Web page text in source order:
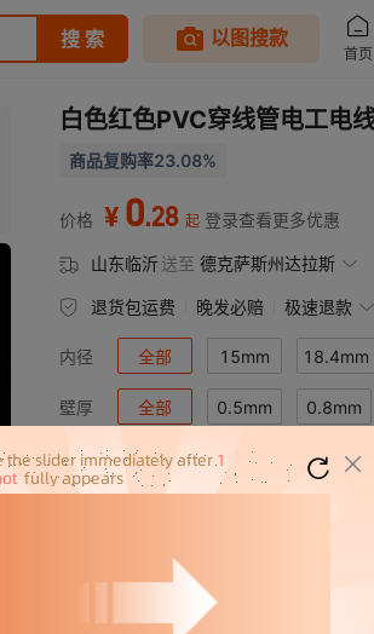
白色红色PVC穿线管电工电
商品复购率23.08%
价格 ¥ 0.28 起 登录查看更多优惠
山东临沂送至 德克萨斯州达拉斯
退货包运费 晚发必赔 极速退款
内径 全部 15mm 18.4mm
13.6mm 17mm 22.7mm
壁厚 全部 0.5mm 0.8mm
1.3mm
匹配到 16个规格型号
产品规格 内径
20mm 轻型每件 95 米